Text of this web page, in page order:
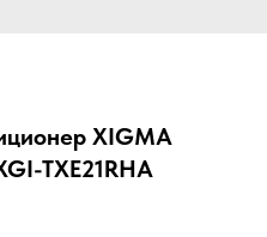
XIGMA
TXE21RHA